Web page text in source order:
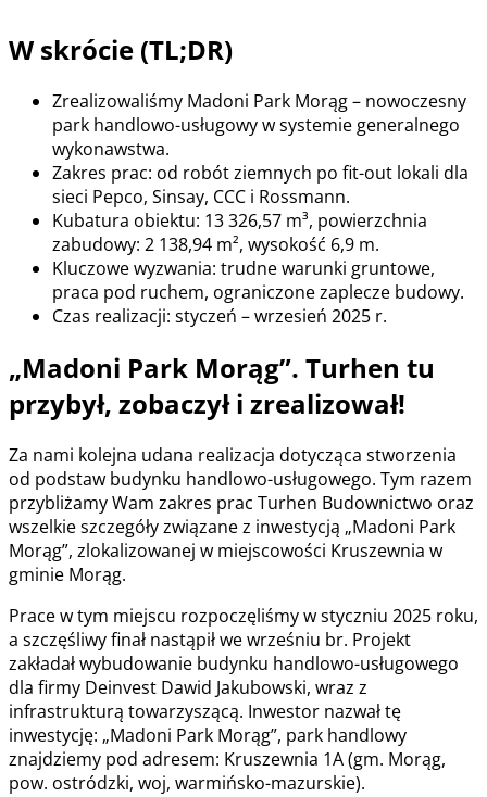
W skrócie (TL;DR)
Zrealizowaliśmy Madoni Park Morąg – nowoczesny
park handlowo-usługowy w systemie generalnego
wykonawstwa.
Zakres prac: od robót ziemnych po fit-out lokali dla
sieci Pepco, Sinsay, CCC i Rossmann.
Kubatura obiektu: 13 326,57 m³, powierzchnia
zabudowy: 2 138,94 m², wysokość 6,9 m.
Kluczowe wyzwania: trudne warunki gruntowe,
praca pod ruchem, ograniczone zaplecze budowy.
Czas realizacji: styczeń – wrzesień 2025 r.
„Madoni Park Morąg”. Turhen tu
przybył, zobaczył i zrealizował!
Za nami kolejna udana realizacja dotycząca stworzenia
od podstaw budynku handlowo-usługowego. Tym razem
przybliżamy Wam zakres prac Turhen Budownictwo oraz
wszelkie szczegóły związane z inwestycją „Madoni Park
Morąg”, zlokalizowanej w miejscowości Kruszewnia w
gminie Morąg.
Prace w tym miejscu rozpoczęliśmy w styczniu 2025 roku,
a szczęśliwy finał nastąpił we wrześniu br. Projekt
zakładał wybudowanie budynku handlowo-usługowego
dla firmy Deinvest Dawid Jakubowski, wraz z
infrastrukturą towarzyszącą. Inwestor nazwał tę
inwestycję: „Madoni Park Morąg”, park handlowy
znajdziemy pod adresem: Kruszewnia 1A (gm. Morąg,
pow. ostródzki, woj, warmińsko-mazurskie).